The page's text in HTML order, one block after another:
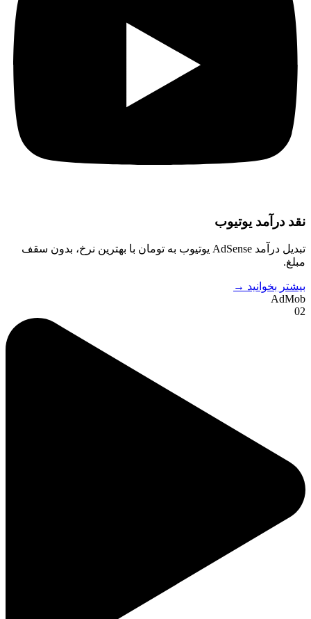
نقد درآمد یوتیوب
تبدیل درآمد AdSense یوتیوب به تومان با بهترین نرخ، بدون سقف
مبلغ.
بیشتر بخوانید →
AdMob
02